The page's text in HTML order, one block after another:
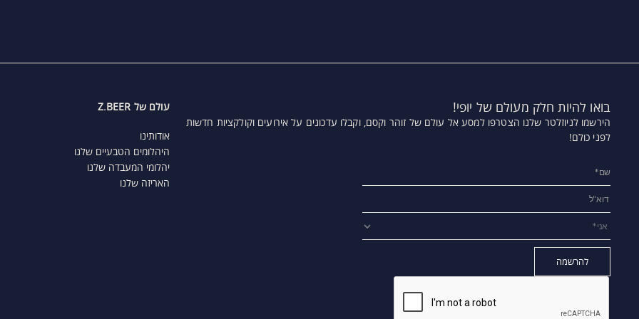
בואו להיות חלק מעולם של יופי!
הירשמו לניוזלטר שלנו הצטרפו למסע אל עולם של זוהר וקסם, וקבלו עדכונים על אירועים וקולקציות חדשות
לפני כולם!
עולם של Z.BEER
אודותינו
היהלומים הטבעיים שלנו
יהלומי המעבדה שלנו
האריזה שלנו